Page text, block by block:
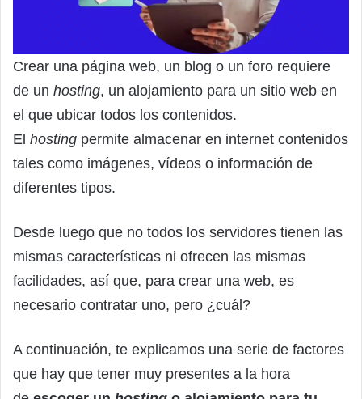
Crear una página web, un blog o un foro requiere
de un hosting, un alojamiento para un sitio web en
el que ubicar todos los contenidos.
El hosting permite almacenar en internet contenidos
tales como imágenes, vídeos o información de
diferentes tipos.
Desde luego que no todos los servidores tienen las
mismas características ni ofrecen las mismas
facilidades, así que, para crear una web, es
necesario contratar uno, pero ¿cuál?
A continuación, te explicamos una serie de factores
que hay que tener muy presentes a la hora